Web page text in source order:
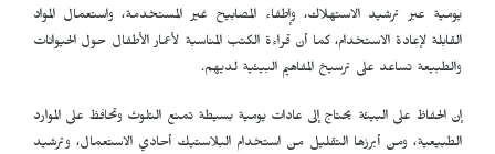
يومية عبر ترشيد الاستهلاك، وإطفاء المصابيح غير المستخدمة، واستعمال المواد
القابلة لإعادة الاستخدام، كما أن قراءة الكتب المناسبة لأعمار الأطفال حول الحيوانات
والطبيعة تساعد على ترسيخ المفاهيم البيئية لديهم.
إن الحفاظ على البيئة يحتاج إلى عادات يومية بسيطة تمنع التلوث وتحافظ على الموارد
الطبيعية، ومن أبرزها التقليل من استخدام البلاستيك أحادي الاستعمال، وترشيد